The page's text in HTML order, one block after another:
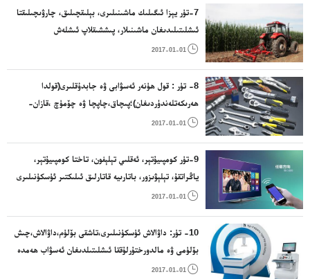
سايمانلىرى؛ ئۇششاق مېتال بويۇملىرى؛مېتال تۇ
7-تۈر يېزا ئىگىلىك ماشىنىلىرى، بېلىقچىلىق، چارۋىچىلىقتا
ئىشلىتىلىدىغان ماشىنىلار، پىششىقلاپ ئىشلەش
ئۈسكۈنىلىرى، زاۋۇت ئۈسكۈنىلىرى، كىرئالغۇ،ھەرخىل

2017-01-01
8- تۈر : قول ھۈنەر ئەسۋابى ۋە جابدۇقلىرى(قولدا
ھەرىكەتلەندۈردىغان)؛پىچاق،چاپچا ۋە چۆمۈچ ،قازان-
قۇمۇچ،قاچا-قۇچىلار؛يان قورال؛سەتراچلىقتا ئىشلىتىلىدىغان

2017-01-01
9-تۈر كومپىيۇتېر، ئەقلىي تېلېفون، تاختا كومپىيۇتېر،
ياڭراتقۇ، تېلېۋىزور، باتارىيە قاتارلىق ئىلىكتىر ئۈسكۈنىلىرى

2017-01-01
10- تۈر: داۋالاش ئۈسكۈنىلىرى،تاشقى بۆلۈم،داۋالاش،چىش
بۆلۈمى ۋە مالدورختۇرلۇققا ئىشلىتىلدىغان ئەسۋاب ھەمدە
ماشىنا،يالغان پۇت – قول ۋە يالغان چىش؛شەكىل تۈزەش

2017-01-01